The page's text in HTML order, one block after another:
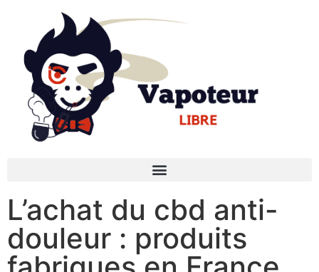
L’achat du cbd anti-
douleur : produits